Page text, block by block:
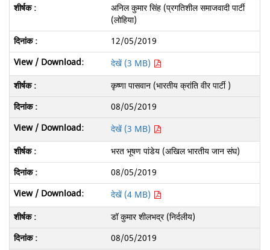
अनिल कुमार सिंह (प्रगतिशील समाजवादी पार्टी
(लोहिया)
12/05/2019
देखें (3 MB)
कृष्णा पासवान (भारतीय क्रांति वीर पार्टी )
08/05/2019
देखें (3 MB)
भरत भूषण पांडेय (अखिल भारतीय जान संघ)
08/05/2019
देखें (4 MB)
डॉ कुमार शीलभद्र (निर्दलीय)
08/05/2019